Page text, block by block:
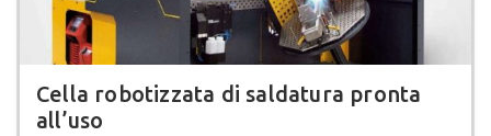
Cella robotizzata di saldatura pronta
all’uso